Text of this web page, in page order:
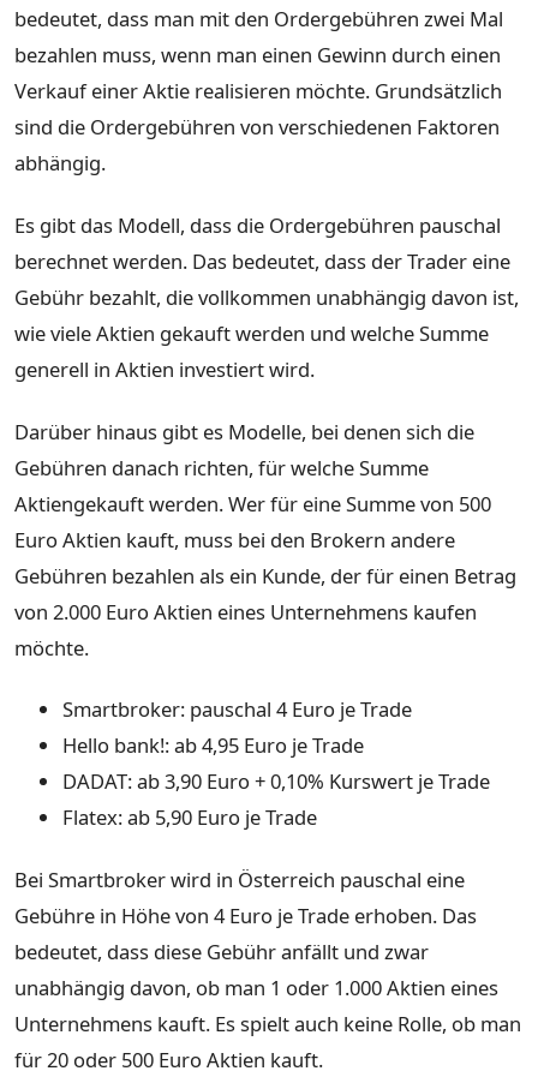
bedeutet, dass man mit den Ordergebühren zwei Mal
bezahlen muss, wenn man einen Gewinn durch einen
Verkauf einer Aktie realisieren möchte. Grundsätzlich
sind die Ordergebühren von verschiedenen Faktoren
abhängig.
Es gibt das Modell, dass die Ordergebühren pauschal
berechnet werden. Das bedeutet, dass der Trader eine
Gebühr bezahlt, die vollkommen unabhängig davon ist,
wie viele Aktien gekauft werden und welche Summe
generell in Aktien investiert wird.
Darüber hinaus gibt es Modelle, bei denen sich die
Gebühren danach richten, für welche Summe
Aktiengekauft werden. Wer für eine Summe von 500
Euro Aktien kauft, muss bei den Brokern andere
Gebühren bezahlen als ein Kunde, der für einen Betrag
von 2.000 Euro Aktien eines Unternehmens kaufen
möchte.
Smartbroker: pauschal 4 Euro je Trade
Hello bank!: ab 4,95 Euro je Trade
DADAT: ab 3,90 Euro + 0,10% Kurswert je Trade
Flatex: ab 5,90 Euro je Trade
Bei Smartbroker wird in Österreich pauschal eine
Gebühre in Höhe von 4 Euro je Trade erhoben. Das
bedeutet, dass diese Gebühr anfällt und zwar
unabhängig davon, ob man 1 oder 1.000 Aktien eines
Unternehmens kauft. Es spielt auch keine Rolle, ob man
für 20 oder 500 Euro Aktien kauft.